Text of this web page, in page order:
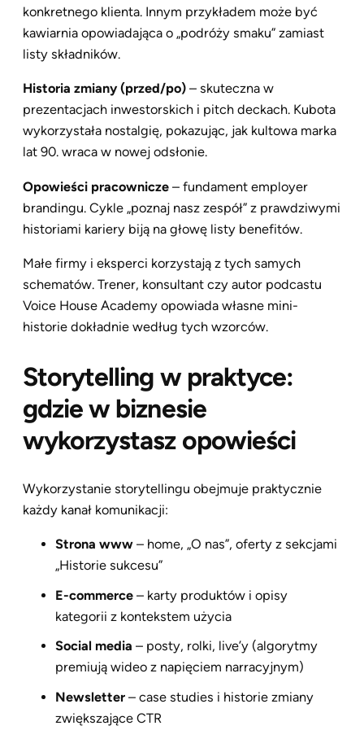
konkretnego klienta. Innym przykładem może być
kawiarnia opowiadająca o „podróży smaku” zamiast
listy składników.
Historia zmiany (przed/po) – skuteczna w
prezentacjach inwestorskich i pitch deckach. Kubota
wykorzystała nostalgię, pokazując, jak kultowa marka
lat 90. wraca w nowej odsłonie.
Opowieści pracownicze – fundament employer
brandingu. Cykle „poznaj nasz zespół” z prawdziwymi
historiami kariery biją na głowę listy benefitów.
Małe firmy i eksperci korzystają z tych samych
schematów. Trener, konsultant czy autor podcastu
Voice House Academy opowiada własne mini-
historie dokładnie według tych wzorców.
Storytelling w praktyce:
gdzie w biznesie
wykorzystasz opowieści
Wykorzystanie storytellingu obejmuje praktycznie
każdy kanał komunikacji:
Strona www – home, „O nas”, oferty z sekcjami
„Historie sukcesu”
E-commerce – karty produktów i opisy
kategorii z kontekstem użycia
Social media – posty, rolki, live’y (algorytmy
premiują wideo z napięciem narracyjnym)
Newsletter – case studies i historie zmiany
zwiększające CTR